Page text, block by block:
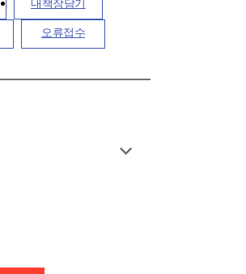
내책장담기
오류접수